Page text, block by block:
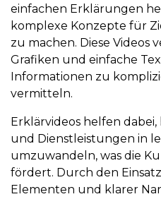
einfachen Erklärungen
komplexe Konzepte für
zu machen. Diese Videos
Grafiken und einfache
Informationen zu
vermitteln.
Erklärvideos helfen
und Dienstleistungen in
umzuwandeln, was die
fördert. Durch den
Elementen und klarer